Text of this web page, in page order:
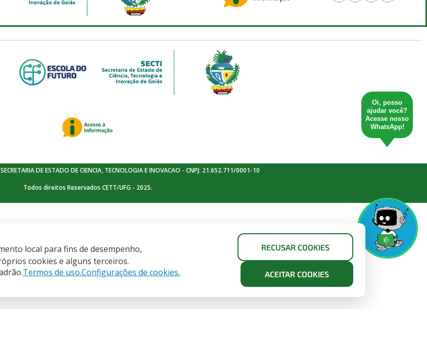
Oi, posso
ajudar você?
Acesse nosso
WhatsApp!
local para fins de desempenho,
cookies e alguns terceiros.
Termos de uso.Configurações de cookies.
RECUSAR COOKIES
ACEITAR COOKIES
DE ESTADO DE CIENCIA, TECNOLOGIA E INOVACAO - CNPJ: 21.652.711/0001-10
Todos direitos Reservados CETT/UFG - 2025.